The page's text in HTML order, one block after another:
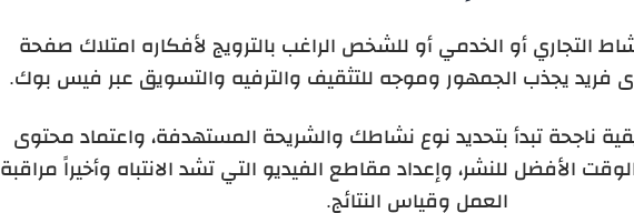
التجاري أو الخدمي أو للشخص الراغب بالترويج لأفكاره امتلاك صفحة
يجذب الجمهور وموجه للتثقيف والترفيه والتسويق عبر فيس بوك.
ناجحة تبدأ بتحديد نوع نشاطك والشريحة المستهدفة، واعتماد محتوى
الأفضل للنشر، وإعداد مقاطع الفيديو التي تشد الانتباه وأخيراً مراقبة
العمل وقياس النتائج.